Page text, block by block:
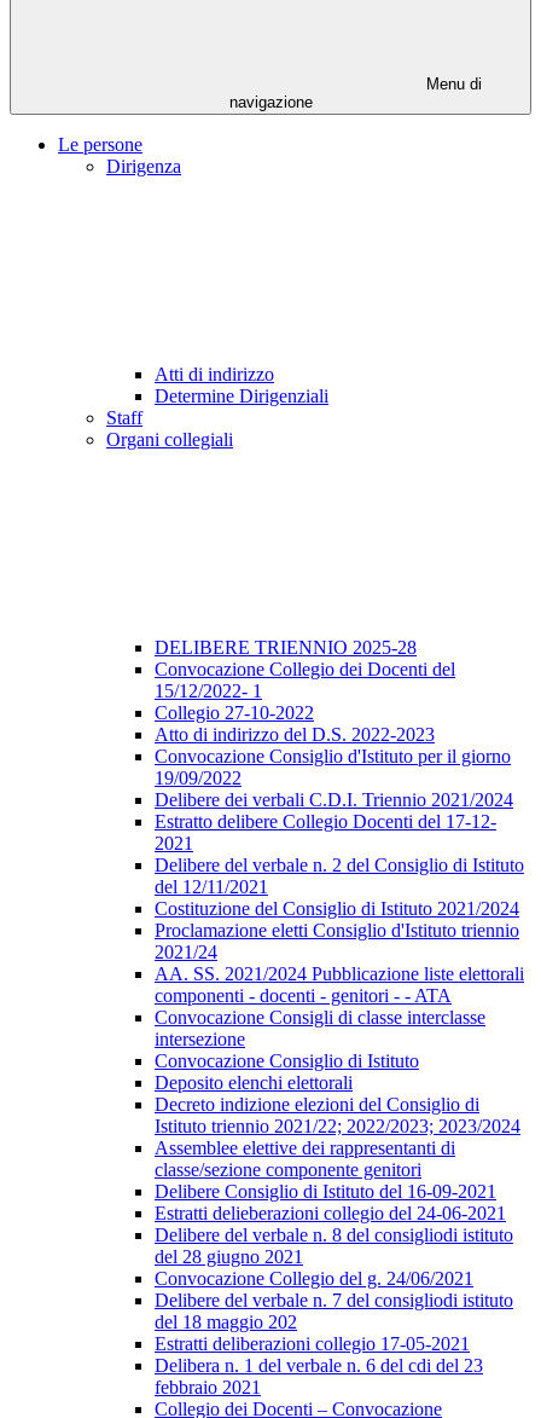
Menu di
navigazione
Le persone
Dirigenza
Atti di indirizzo
Determine Dirigenziali
Staff
Organi collegiali
DELIBERE TRIENNIO 2025-28
Convocazione Collegio dei Docenti del
15/12/2022- 1
Collegio 27-10-2022
Atto di indirizzo del D.S. 2022-2023
Convocazione Consiglio d'Istituto per il giorno
19/09/2022
Delibere dei verbali C.D.I. Triennio 2021/2024
Estratto delibere Collegio Docenti del 17-12-
2021
Delibere del verbale n. 2 del Consiglio di Istituto
del 12/11/2021
Costituzione del Consiglio di Istituto 2021/2024
Proclamazione eletti Consiglio d'Istituto triennio
2021/24
AA. SS. 2021/2024 Pubblicazione liste elettorali
componenti - docenti - genitori - - ATA
Convocazione Consigli di classe interclasse
intersezione
Convocazione Consiglio di Istituto
Deposito elenchi elettorali
Decreto indizione elezioni del Consiglio di
Istituto triennio 2021/22; 2022/2023; 2023/2024
Assemblee elettive dei rappresentanti di
classe/sezione componente genitori
Delibere Consiglio di Istituto del 16-09-2021
Estratti delieberazioni collegio del 24-06-2021
Delibere del verbale n. 8 del consigliodi istituto
del 28 giugno 2021
Convocazione Collegio del g. 24/06/2021
Delibere del verbale n. 7 del consigliodi istituto
del 18 maggio 202
Estratti deliberazioni collegio 17-05-2021
Delibera n. 1 del verbale n. 6 del cdi del 23
febbraio 2021
Collegio dei Docenti – Convocazione